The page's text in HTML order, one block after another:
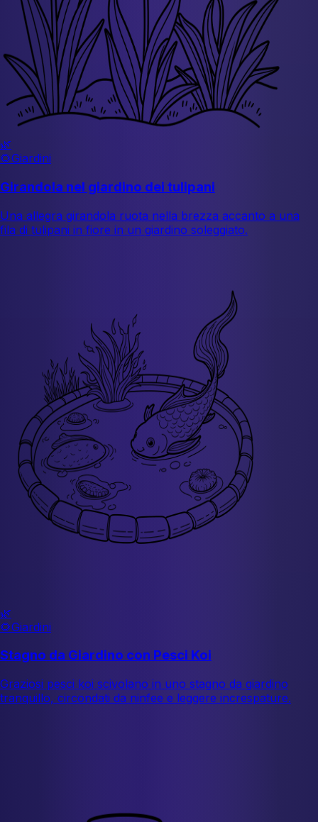
🌿
🌻Giardini
Girandola nel giardino dei tulipani
Una allegra girandola ruota nella brezza accanto a una
fila di tulipani in fiore in un giardino soleggiato.
🌿
🌻Giardini
Stagno da Giardino con Pesci Koi
Graziosi pesci koi scivolano in uno stagno da giardino
tranquillo, circondati da ninfee e leggere increspature.